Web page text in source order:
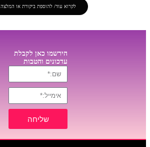
לקרוא עוד/ להוספת ביקורת או המלצה
הירשמו כאן לקבלת
עדכונים והטבות
שליחה